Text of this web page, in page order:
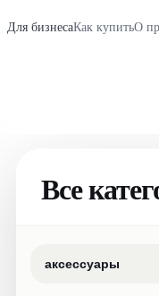
Для бизнесаКак купитьО
Все
аксессуары